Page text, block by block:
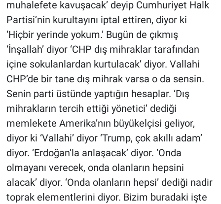
muhalefete kavuşacak’ deyip Cumhuriyet Halk
Partisi’nin kurultayını iptal ettiren, diyor ki
‘Hiçbir yerinde yokum.’ Bugün de çıkmış
‘İnşallah’ diyor ‘CHP dış mihraklar tarafından
içine sokulanlardan kurtulacak’ diyor. Vallahi
CHP’de bir tane dış mihrak varsa o da sensin.
Senin parti üstünde yaptığın hesaplar. ‘Dış
mihrakların tercih ettiği yönetici’ dediği
memlekete Amerika’nın büyükelçisi geliyor,
diyor ki ‘Vallahi’ diyor ‘Trump, çok akıllı adam’
diyor. ‘Erdoğan’la anlaşacak’ diyor. ‘Onda
olmayanı verecek, onda olanların hepsini
alacak’ diyor. ‘Onda olanların hepsi’ dediği nadir
toprak elementlerini diyor. Bizim buradaki işte